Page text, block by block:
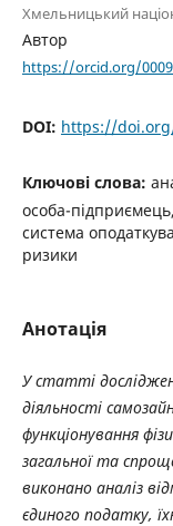
Хмельницький
Автор
https://orcid.org/
DOI: https://
Ключові слова:
особа-
система
ризики
Анотація
У статті
діяльності
функціонування
загальної та
виконано аналіз
єдиного податку,